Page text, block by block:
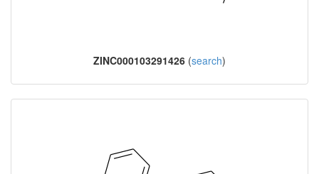
ZINC000103291426 (search)